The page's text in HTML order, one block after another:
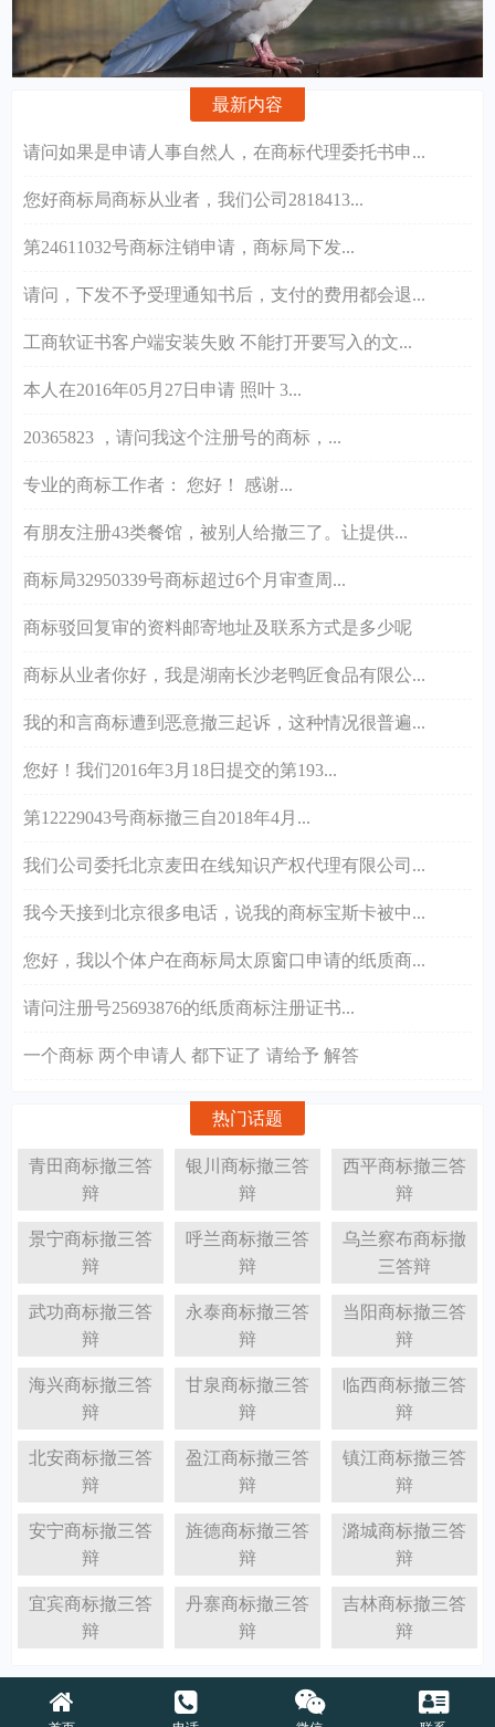
最新内容
请问如果是申请人事自然人，在商标代理委托书申...
您好商标局商标从业者，我们公司2818413...
第24611032号商标注销申请，商标局下发...
请问，下发不予受理通知书后，支付的费用都会退...
工商软证书客户端安装失败 不能打开要写入的文...
本人在2016年05月27日申请 照叶 3...
20365823 ，请问我这个注册号的商标，...
专业的商标工作者： 您好！ 感谢...
有朋友注册43类餐馆，被别人给撤三了。让提供...
商标局32950339号商标超过6个月审查周...
商标驳回复审的资料邮寄地址及联系方式是多少呢
商标从业者你好，我是湖南长沙老鸭匠食品有限公...
我的和言商标遭到恶意撤三起诉，这种情况很普遍...
您好！我们2016年3月18日提交的第193...
第12229043号商标撤三自2018年4月...
我们公司委托北京麦田在线知识产权代理有限公司...
我今天接到北京很多电话，说我的商标宝斯卡被中...
您好，我以个体户在商标局太原窗口申请的纸质商...
请问注册号25693876的纸质商标注册证书...
一个商标 两个申请人 都下证了 请给予 解答
热门话题
青田商标撤三答
辩
银川商标撤三答
辩
西平商标撤三答
辩
景宁商标撤三答
辩
呼兰商标撤三答
辩
乌兰察布商标撤
三答辩
武功商标撤三答
辩
永泰商标撤三答
辩
当阳商标撤三答
辩
海兴商标撤三答
辩
甘泉商标撤三答
辩
临西商标撤三答
辩
北安商标撤三答
辩
盈江商标撤三答
辩
镇江商标撤三答
辩
安宁商标撤三答
辩
旌德商标撤三答
辩
潞城商标撤三答
辩
宜宾商标撤三答
辩
丹寨商标撤三答
辩
吉林商标撤三答
辩